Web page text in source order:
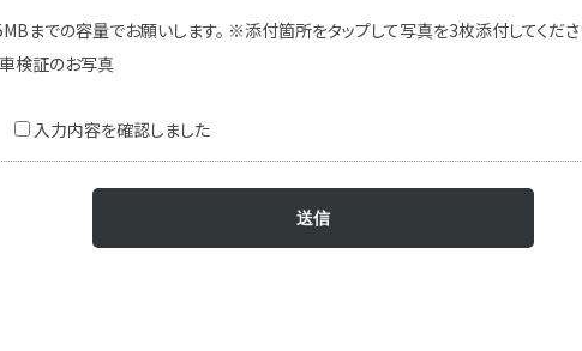
までの容量でお願いします。 ※添付箇所をタップして写真を3枚添付してくだ
検証のお写真
入力内容を確認しました